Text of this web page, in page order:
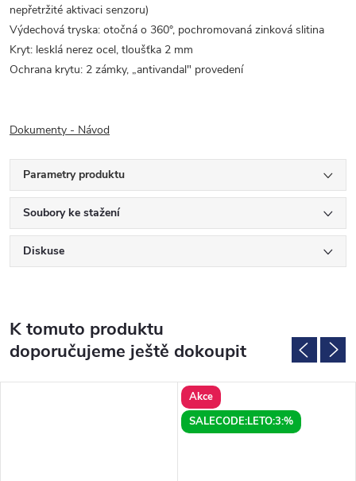
nepřetržité aktivaci senzoru)
Výdechová tryska: otočná o 360°, pochromovaná zinková slitina
Kryt: lesklá nerez ocel, tloušťka 2 mm
Ochrana krytu: 2 zámky, „antivandal" provedení
Dokumenty - Návod
Parametry produktu
Soubory ke stažení
Diskuse
K tomuto produktu
doporučujeme ještě dokoupit
Akce
SALECODE:LETO:3:%